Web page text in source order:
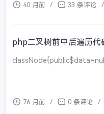
40 月前 / 33 条评论 /
php二叉树前中后遍历代
76 月前 / 0 条评论 /